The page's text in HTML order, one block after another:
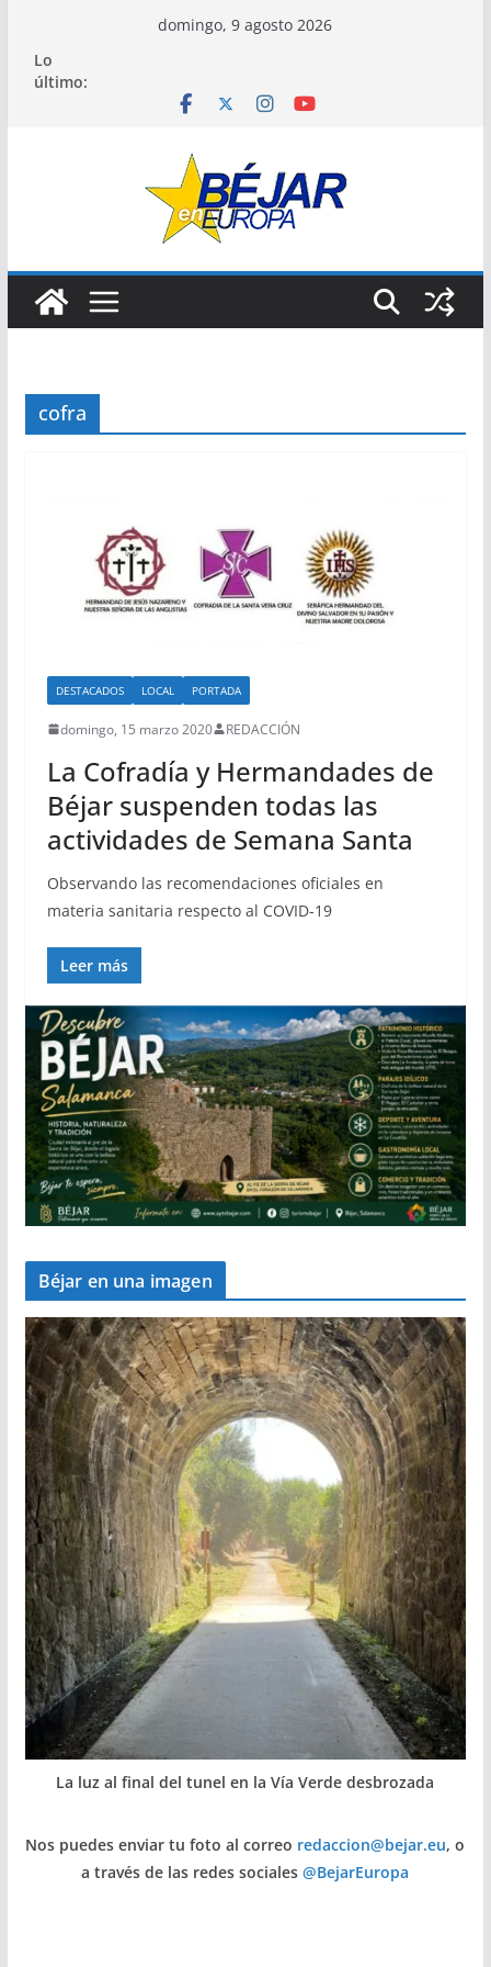
contenido
domingo, 9 agosto 2026
Lo
último:
cofra
DESTACADOS LOCAL PORTADA
domingo, 15 marzo 2020 REDACCIÓN
La Cofradía y Hermandades de
Béjar suspenden todas las
actividades de Semana Santa
Observando las recomendaciones oficiales en
materia sanitaria respecto al COVID-19
Leer más
Béjar en una imagen
La luz al final del tunel en la Vía Verde desbrozada
Nos puedes enviar tu foto al correo redaccion@bejar.eu, o
a través de las redes sociales@BejarEuropa